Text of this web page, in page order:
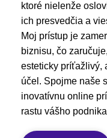
ktoré nielenže
ich presvedčia a
Moj prístup je
biznisu, čo
esteticky príťažlivý,
účel. Spojme naše
inovatívnu online
rastu vášho